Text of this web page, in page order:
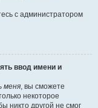
с администратором
ввод имени и
меня, вы сможете
некоторое
никто другой не смог